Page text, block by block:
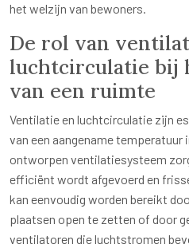
het welzijn van bewoners.
De rol van
luchtcirculatie bij
van een ruimte
Ventilatie en luchtcirculatie zijn
van een aangename temperatuur
ontworpen ventilatiesysteem
efficiënt wordt afgevoerd en
kan eenvoudig worden bereikt
plaatsen open te zetten of door
ventilatoren die luchtstromen